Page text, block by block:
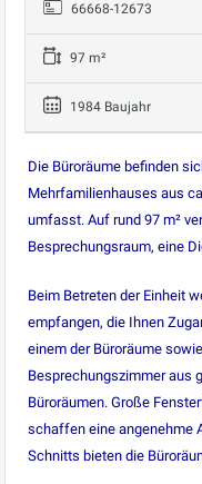
66668-12673
97 m²
1984 Baujahr
Die Büroräume befinden
Mehrfamilienhauses aus
umfasst. Auf rund 97 m²
Besprechungsraum, eine
Beim Betreten der Einheit
empfangen, die Ihnen
einem der Büroräume
Besprechungszimmer aus
Büroräumen. Große
schaffen eine angenehme
Schnitts bieten die